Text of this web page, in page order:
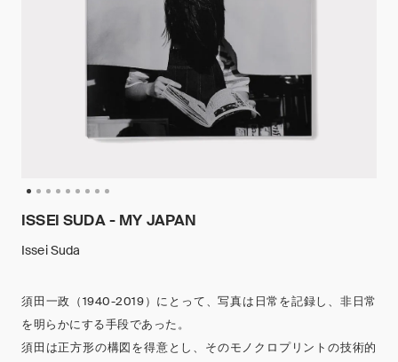
ISSEI SUDA - MY JAPAN
Issei Suda
須田一政（1940-2019）にとって、写真は日常を記録し、非日常
を明らかにする手段であった。
須田は正方形の構図を得意とし、そのモノクロプリントの技術的